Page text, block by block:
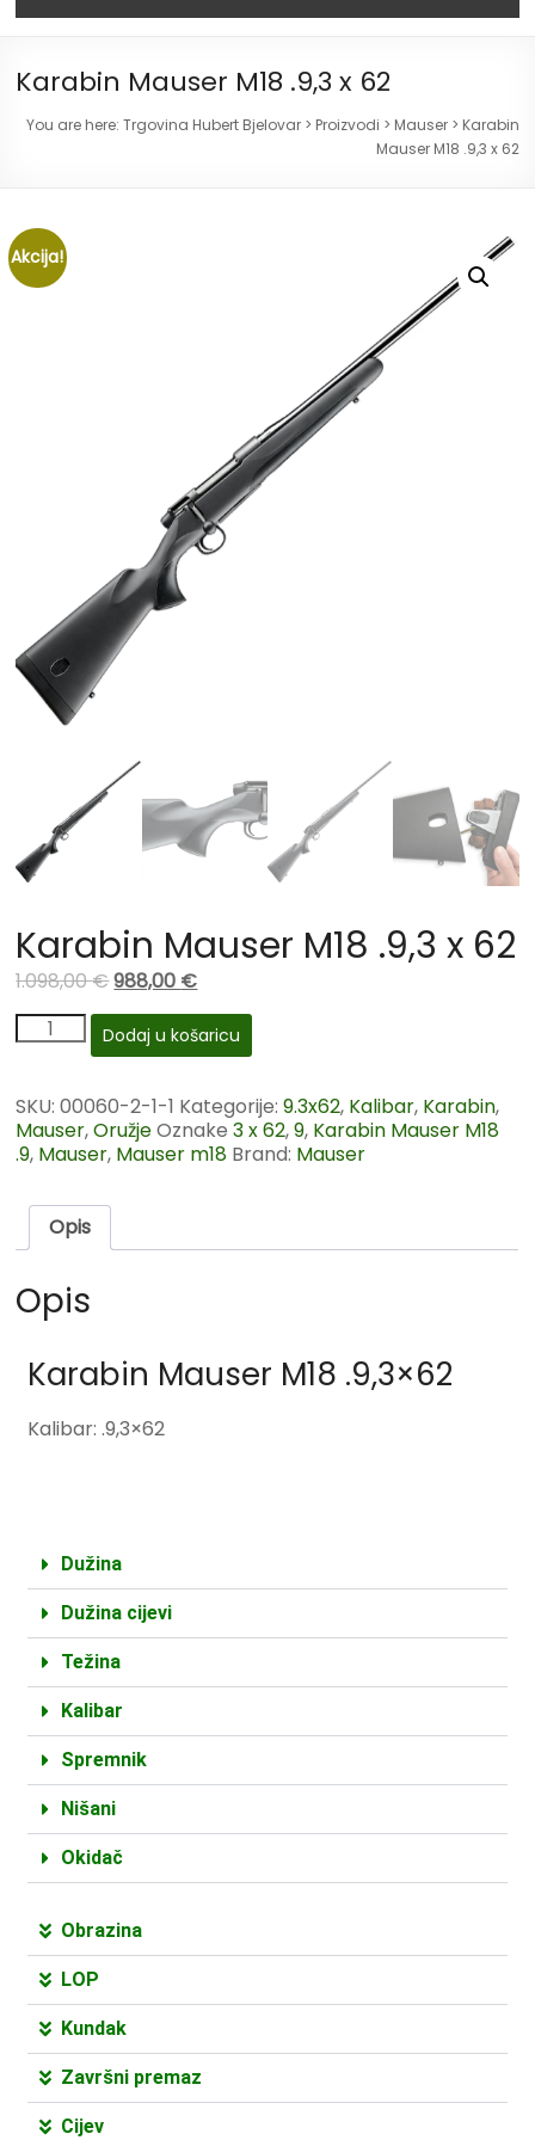
Karabin Mauser M18 .9,3 x 62
You are here: Trgovina Hubert Bjelovar> Proizvodi > Mauser> Karabin
Mauser M18 .9,3 x 62
Akcija!
Karabin Mauser M18 .9,3 x 62
1.098,00€988,00 €
Dodaj u košaricu
SKU:00060-2-1-1 Kategorije:9.3x62, Kalibar, Karabin,
Mauser,OružjeOznake3 x 62,9, Karabin Mauser M18
.9, Mauser, Mauser m18 Brand: Mauser
Opis
Opis
Karabin Mauser M18 .9,3×62
Kalibar: .9,3×62
Dužina
Dužina cijevi
Težina
Kalibar
Spremnik
Nišani
Okidač
Obrazina
LOP
Kundak
Završni premaz
Cijev